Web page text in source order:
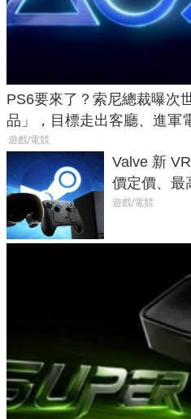
PS6要來了？索尼總裁曝次
品」，目標走出客廳、進軍
遊戲/電競
Valve 新
價定價、最
遊戲/電競